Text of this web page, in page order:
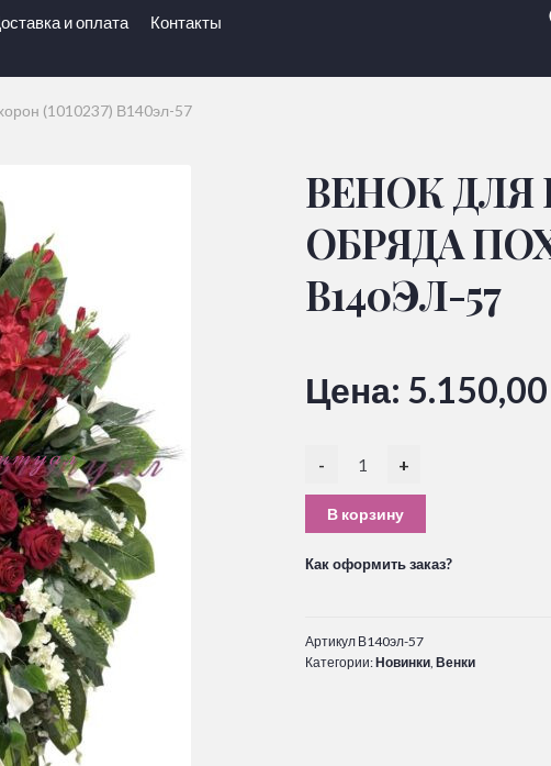
и оплата Контакты
(1010237) В140эл-57
ВЕНОК ДЛЯ
ОБРЯДА
В140ЭЛ-57
Цена:
- +
В корзину
Как оформить заказ?
Артикул В140эл-57
Категории:Новинки, Венки